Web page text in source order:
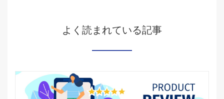
よく読まれている記事